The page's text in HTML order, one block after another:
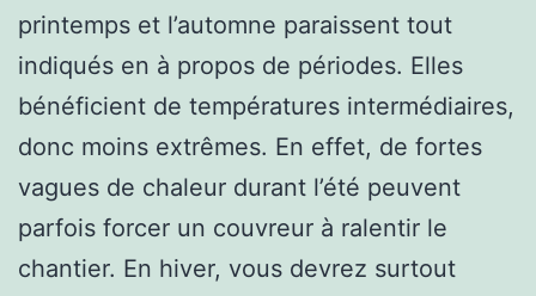
printemps et l’automne paraissent tout
indiqués en à propos de périodes. Elles
bénéficient de températures intermédiaires,
donc moins extrêmes. En effet, de fortes
vagues de chaleur durant l’été peuvent
parfois forcer un couvreur à ralentir le
chantier. En hiver, vous devrez surtout